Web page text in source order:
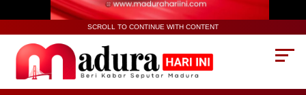
SCROLL TO CONTINUE WITH CONTENT